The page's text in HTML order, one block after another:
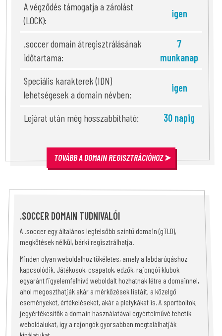
A végződés támogatja a zárolást
(LOCK):
igen
.soccer domain átregisztrálásának
időtartama:
7
munkanap
Speciális karakterek (IDN)
lehetségesek a domain névben:
igen
Lejárat után még hosszabbítható: 30 napig
TOVÁBB A DOMAIN REGISZTRÁCIÓHOZ
.SOCCER DOMAIN TUDNIVALÓI
A .soccer egy általános legfelsőbb szintű domain (gTLD),
megkötések nélkül, bárki regisztrálhatja.
Minden olyan weboldalhoz tökéletes, amely a labdarúgáshoz
kapcsolódik. Játékosok, csapatok, edzők, rajongói klubok
egyaránt figyelemfelhívó weboldalt hozhatnak létre a domainnel,
ahol megoszthatják akár a mérkőzések listáit, a közelgő
eseményeket, értékeléseket, akár a pletykákat is. A sportboltok,
jegyértékesítők a domain használatával egyértelművé tehetik
weboldalukat, így a rajongók gyorsabban megtalálhatják